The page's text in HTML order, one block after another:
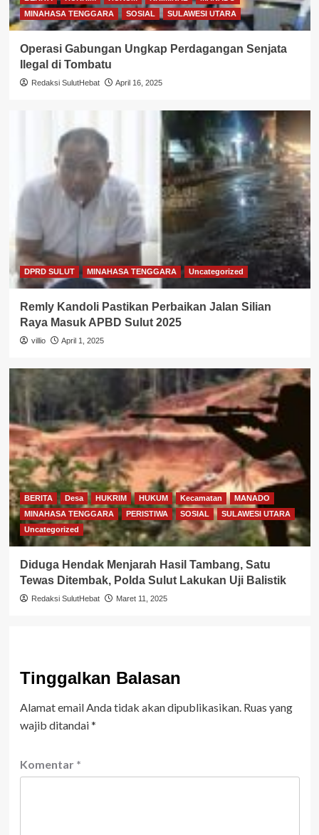
MINAHASA TENGGARA
SOSIAL SULAWESI UTARA
Operasi Gabungan Ungkap Perdagangan Senjata
Ilegal di Tombatu
Redaksi SulutHebat April 16, 2025
DPRD SULUT MINAHASA TENGGARA Uncategorized
Remly Kandoli Pastikan Perbaikan Jalan Silian
Raya Masuk APBD Sulut 2025
villio April 1, 2025
BERITA Desa HUKRIM HUKUM Kecamatan
MANADO
MINAHASA TENGGARA
PERISTIWA SOSIAL
SULAWESI UTARA
Uncategorized
Diduga Hendak Menjarah Hasil Tambang, Satu
Tewas Ditembak, Polda Sulut Lakukan Uji Balistik
Redaksi SulutHebat Maret 11, 2025
Tinggalkan Balasan
Alamat email Anda tidak akan dipublikasikan. Ruas yang
wajib ditandai*
Komentar *